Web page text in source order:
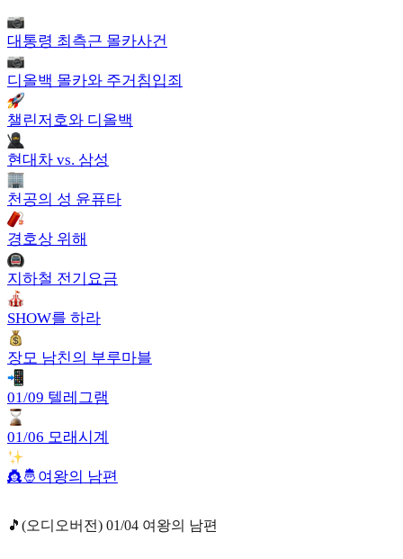
대통령 최측근 몰카사건
디올백 몰카와 주거침입죄
챌린저호와 디올백
현대차 vs. 삼성
천공의 성 윤퓨타
경호상 위해
지하철 전기요금
SHOW를 하라
장모 남친의 부루마블
01/09 텔레그램
01/06 모래시계
👸🤴여왕의 남편
🎵(오디오버전) 01/04 여왕의 남편